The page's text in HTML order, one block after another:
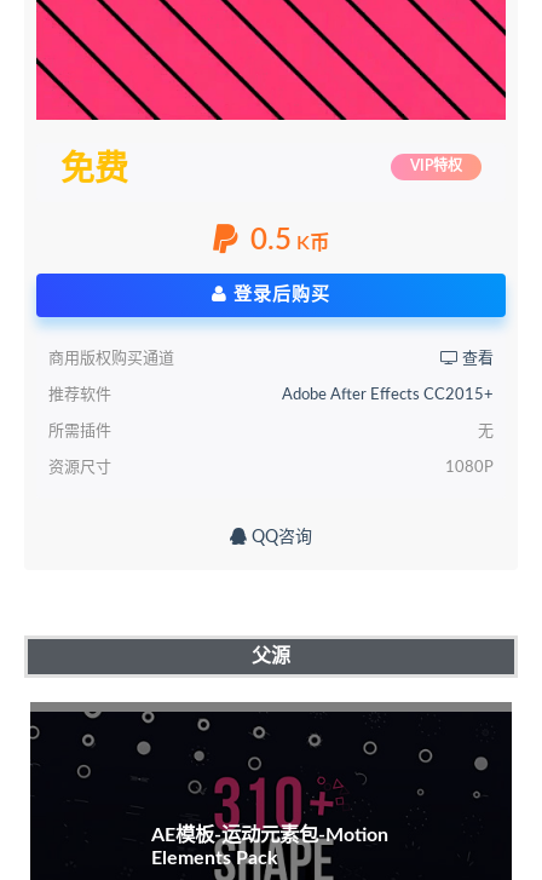
免费 VIP特权
0.5 K币
登录后购买
商用版权购买通道 查看
推荐软件 Adobe After Effects CC2015+
所需插件 无
资源尺寸 1080P
QQ咨询
父源
AE模板-运动元素包-Motion
Elements Pack